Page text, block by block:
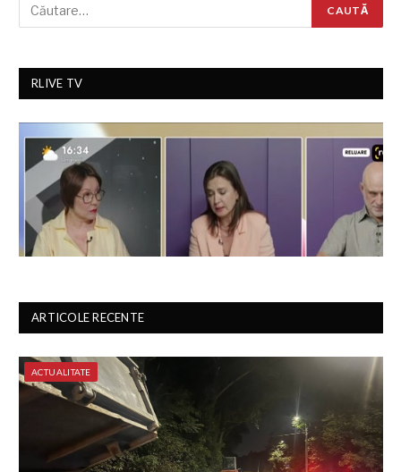
RLIVE TV
ARTICOLE RECENTE
ACTUALITATE